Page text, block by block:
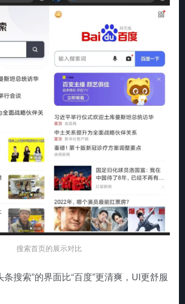
搜索首页的展示对比
条搜索”的界面比“百度”更清爽，UI更舒服